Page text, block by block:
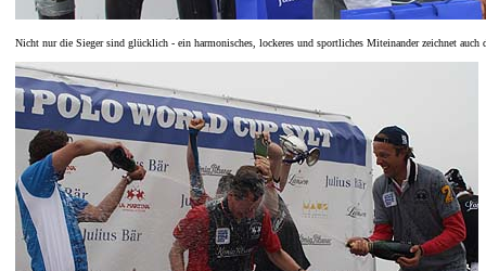
Nicht nur die Sieger sind glücklich - ein harmonisches, lockeres und sportliches Miteinander zeichnet auch